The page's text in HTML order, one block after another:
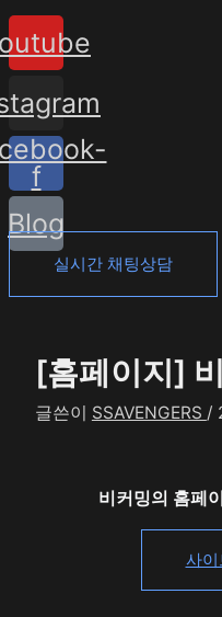
f
Blog
실시간 채팅상담
[홈페이지]
글쓴이 SSAVENGERS /
비커밍의 홈페
사이